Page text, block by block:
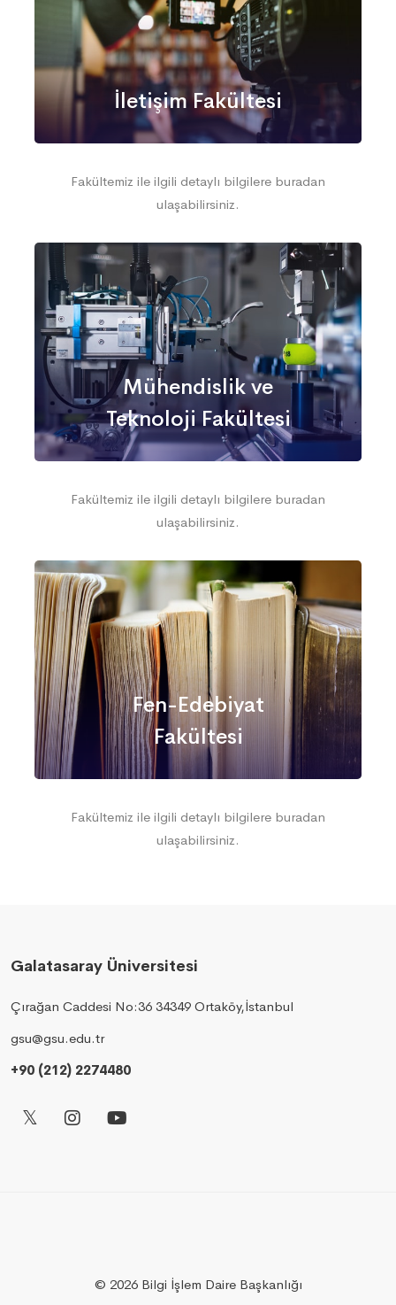
İletişim Fakültesi
Fakültemiz ile ilgili detaylı bilgilere buradan
ulaşabilirsiniz.
Mühendislik ve
Teknoloji Fakültesi
Fakültemiz ile ilgili detaylı bilgilere buradan
ulaşabilirsiniz.
Fen-Edebiyat
Fakültesi
Fakültemiz ile ilgili detaylı bilgilere buradan
ulaşabilirsiniz.
Galatasaray Üniversitesi
Çırağan Caddesi No:36 34349 Ortaköy,İstanbul
gsu@gsu.edu.tr
+90 (212) 2274480
© 2026 Bilgi İşlem Daire Başkanlığı